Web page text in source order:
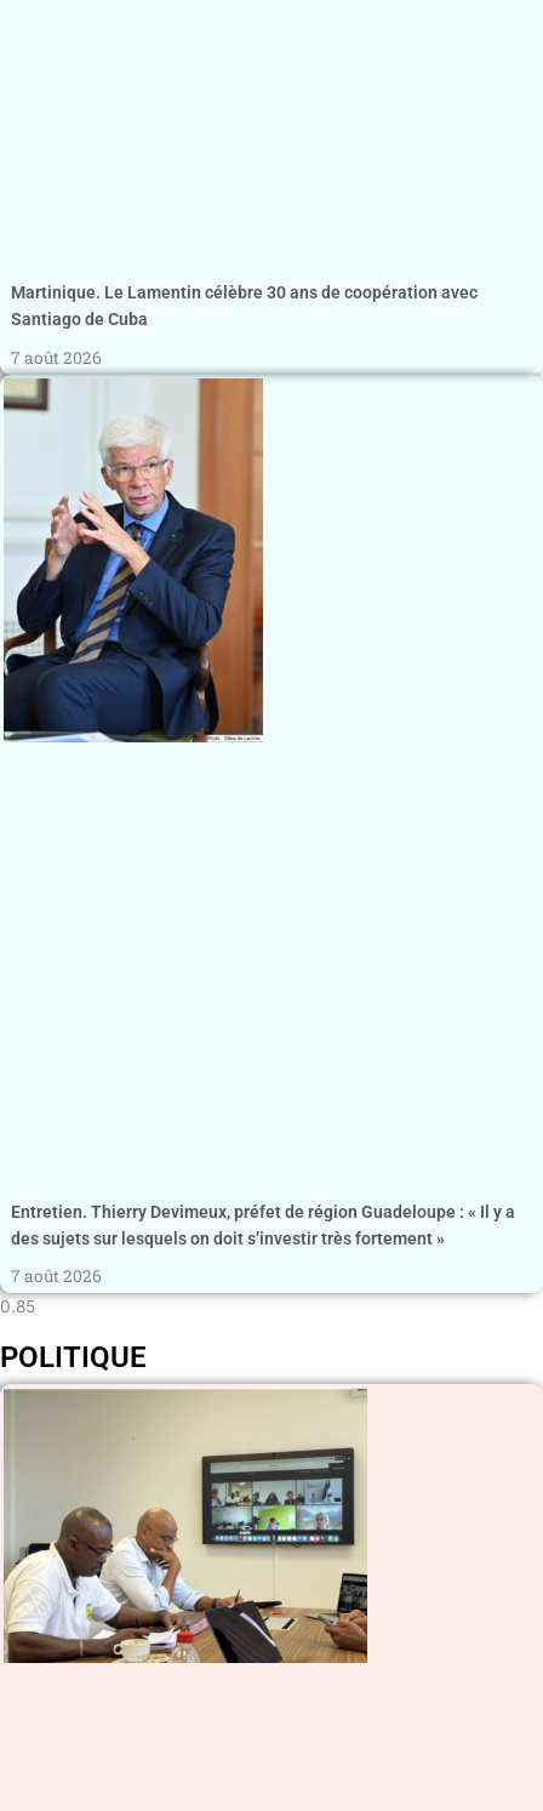
Martinique. Le Lamentin célèbre 30 ans de coopération avec
Santiago de Cuba
7 août 2026
Entretien. Thierry Devimeux, préfet de région Guadeloupe : « Il y a
des sujets sur lesquels on doit s’investir très fortement »
7 août 2026
POLITIQUE